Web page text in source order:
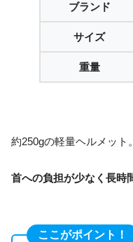
ブランド
サイズ
重量
約250gの軽量ヘルメット。
首への負担が少なく長時
ここがポイント！